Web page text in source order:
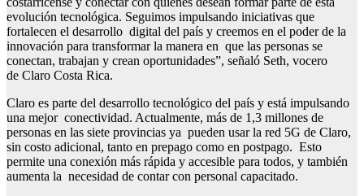
evolución tecnológica. Seguimos impulsando iniciativas que
fortalecen el desarrollo digital del país y creemos en el poder de la
innovación para transformar la manera en que las personas se
conectan, trabajan y crean oportunidades”, señaló Seth, vocero
de Claro Costa Rica.
Claro es parte del desarrollo tecnológico del país y está impulsando
una mejor conectividad. Actualmente, más de 1,3 millones de
personas en las siete provincias ya pueden usar la red 5G de Claro,
sin costo adicional, tanto en prepago como en postpago. Esto
permite una conexión más rápida y accesible para todos, y también
aumenta la necesidad de contar con personal capacitado.